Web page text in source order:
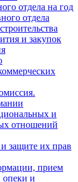
отдела на год
отдела
и закупок
и
отношений
защите их прав
прием
опеки и